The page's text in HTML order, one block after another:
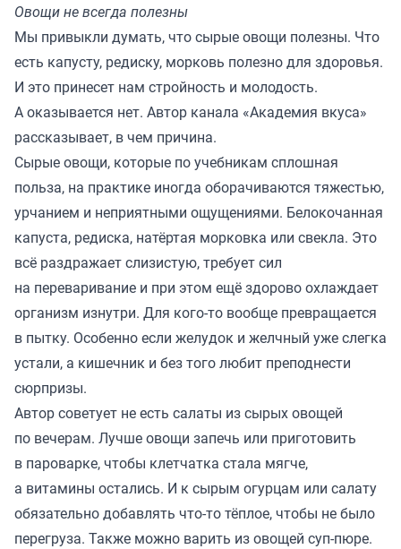
Овощи не всегда полезны
Мы привыкли думать, что сырые овощи полезны. Что
есть капусту, редиску, морковь полезно для здоровья.
И это принесет нам стройность и молодость.
А оказывается нет. Автор канала «Академия вкуса»
рассказывает, в чем причина.
Сырые овощи, которые по учебникам сплошная
польза, на практике иногда оборачиваются тяжестью,
урчанием и неприятными ощущениями. Белокочанная
капуста, редиска, натёртая морковка или свекла. Это
всё раздражает слизистую, требует сил
на переваривание и при этом ещё здорово охлаждает
организм изнутри. Для кого-то вообще превращается
в пытку. Особенно если желудок и желчный уже слегка
устали, а кишечник и без того любит преподнести
сюрпризы.
Автор советует не есть салаты из сырых овощей
по вечерам. Лучше овощи запечь или приготовить
в пароварке, чтобы клетчатка стала мягче,
а витамины остались. И к сырым огурцам или салату
обязательно добавлять что-то тёплое, чтобы не было
перегруза. Также можно варить из овощей суп-пюре.